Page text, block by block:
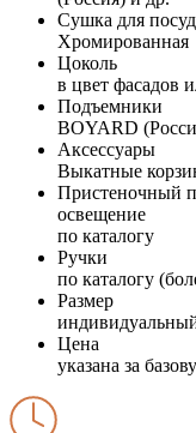
Сушка для
Хромированная
Цоколь
в цвет фасадов
Подъемники
BOYARD
Аксессуары
Выкатные
Пристеночный
освещение
по каталогу
Ручки
по каталогу
Размер
Цена
указана за